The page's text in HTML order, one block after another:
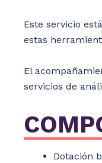
Este servicio
estas
El
servicios de
Dotación